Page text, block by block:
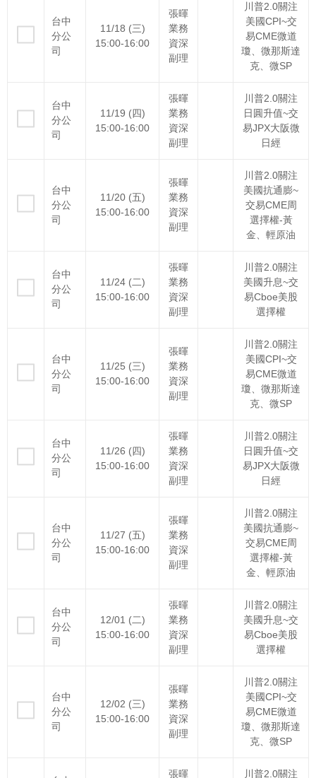
台中
分公
司
11/18 (三)
15:00-16:00
張暉
業務
資深
副理
川普2.0關注
美國CPI~交
易CME微道
瓊、微那斯達
克、微SP
台中
分公
司
11/19 (四)
15:00-16:00
張暉
業務
資深
副理
川普2.0關注
日圓升值~交
易JPX大阪微
日經
台中
分公
司
11/20 (五)
15:00-16:00
張暉
業務
資深
副理
川普2.0關注
美國抗通膨~
交易CME周
選擇權-黃
金、輕原油
台中
分公
司
11/24 (二)
15:00-16:00
張暉
業務
資深
副理
川普2.0關注
美國升息~交
易Cboe美股
選擇權
台中
分公
司
11/25 (三)
15:00-16:00
張暉
業務
資深
副理
川普2.0關注
美國CPI~交
易CME微道
瓊、微那斯達
克、微SP
台中
分公
司
11/26 (四)
15:00-16:00
張暉
業務
資深
副理
川普2.0關注
日圓升值~交
易JPX大阪微
日經
台中
分公
司
11/27 (五)
15:00-16:00
張暉
業務
資深
副理
川普2.0關注
美國抗通膨~
交易CME周
選擇權-黃
金、輕原油
台中
分公
司
12/01 (二)
15:00-16:00
張暉
業務
資深
副理
川普2.0關注
美國升息~交
易Cboe美股
選擇權
台中
分公
司
12/02 (三)
15:00-16:00
張暉
業務
資深
副理
川普2.0關注
美國CPI~交
易CME微道
瓊、微那斯達
克、微SP
張暉 川普2.0關注